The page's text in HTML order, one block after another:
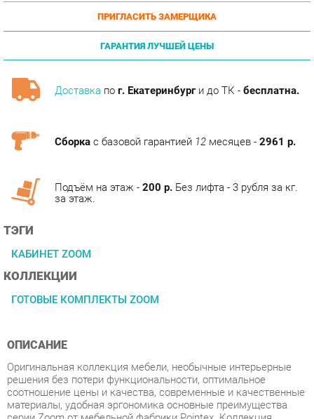
ГАРАНТИЯ ЛУЧШЕЙ ЦЕНЫ
Доставкапог. Екатеринбурги до ТК -бесплатна.
ТЭГИ
КОЛЛЕКЦИИ
ГОТОВЫЕ КОМПЛЕКТЫ ZOOM
ОПИСАНИЕ
решения без потери функциональности, оптимальное
соотношение цены и качества, современные и качественные
материалы, удобная эргономика основные преимущества
серии Zoom от мебельной фабрики Pointex. Коллекция
создана с учетом основных требований к мебели для
кабинета и офиса ценовая экономичность в комплексе с
широкими функциональными возможностями мебели.